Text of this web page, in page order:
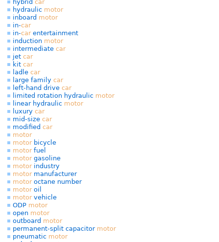
hybrid car
hydraulic motor
inboard motor
in-car
in-carentertainment
induction motor
intermediate car
jet car
kit car
ladle car
large family car
left-hand drive car
limited rotation hydraulic motor
linear hydraulic motor
luxury car
mid-size car
modified car
motor
motorbicycle
motorfuel
motorgasoline
motorindustry
motormanufacturer
motoroctane number
motoroil
motorvehicle
ODP motor
open motor
outboard motor
permanent-split capacitor motor
pneumatic motor